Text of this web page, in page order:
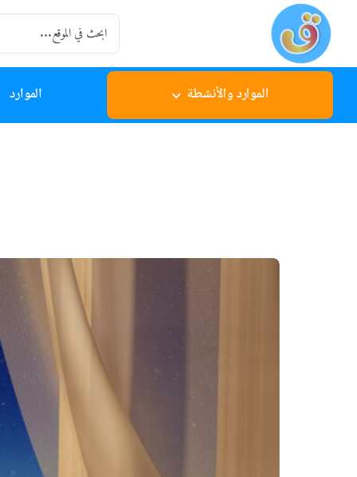
content
Search
for:
الموارد والأنشطة الموارد